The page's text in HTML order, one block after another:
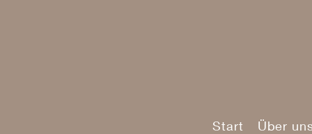
Start Über